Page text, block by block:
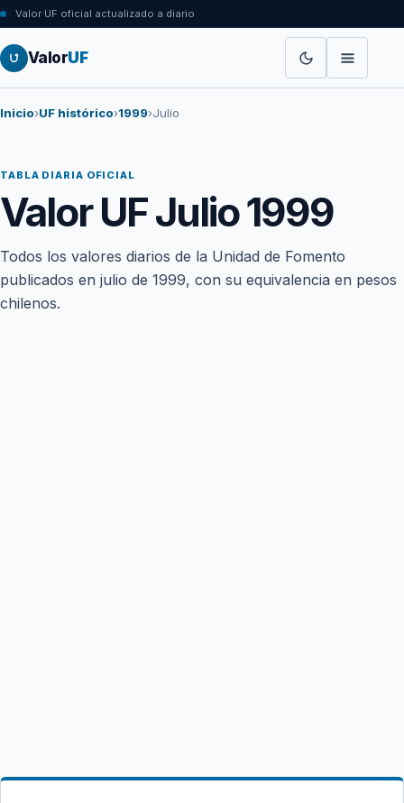
Valor UF oficial actualizado a diario
ValorUF
Inicio›UF histórico›1999›Julio
TABLA DIARIA OFICIAL
Valor UF Julio 1999
Todos los valores diarios de la Unidad de Fomento
publicados en julio de 1999, con su equivalencia en pesos
chilenos.